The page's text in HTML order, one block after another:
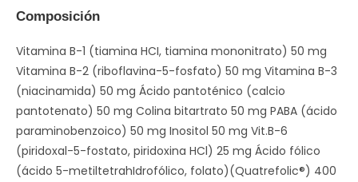
Composición
Vitamina B-1 (tiamina HCI, tiamina mononitrato) 50 mg
Vitamina B-2 (riboflavina-5-fosfato) 50 mg Vitamina B-3
(niacinamida) 50 mg Ácido pantoténico (calcio
pantotenato) 50 mg Colina bitartrato 50 mg PABA (ácido
paraminobenzoico) 50 mg Inositol 50 mg Vit.B-6
(piridoxal-5-fostato, piridoxina HCl) 25 mg Ácido fólico
(ácido 5-metiltetrahIdrofólico, folato)(Quatrefolic®) 400